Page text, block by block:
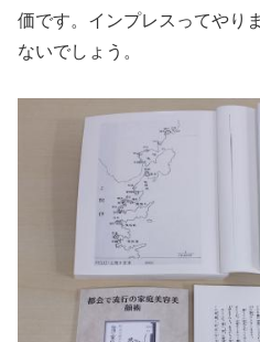
価です。インプレスってやり
ないでしょう。